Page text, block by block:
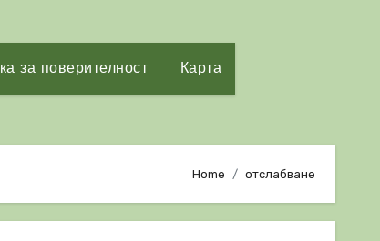
за поверителност Карта
Home отслабване